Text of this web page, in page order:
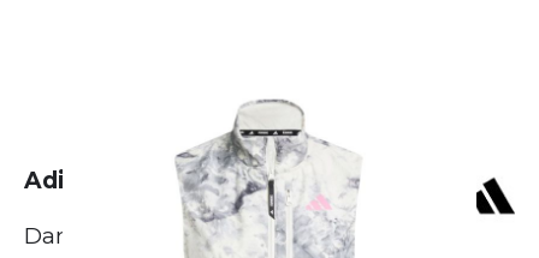
Adidas OTR Spray Dye Vest
Damen